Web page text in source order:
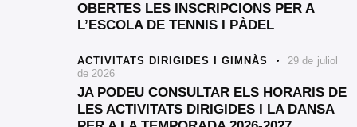
OBERTES LES INSCRIPCIONS PER A
L’ESCOLA DE TENNIS I PÀDEL
ACTIVITATS DIRIGIDES I GIMNÀS
29 de juliol
de 2026
JA PODEU CONSULTAR ELS HORARIS DE
LES ACTIVITATS DIRIGIDES I LA DANSA